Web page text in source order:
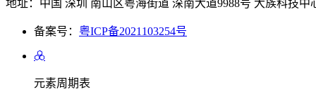
地址：中国 深圳 南山区粤海街道 深南大道9988号 大族科技中
备案号： 粤ICP备2021103254号
元素周期表